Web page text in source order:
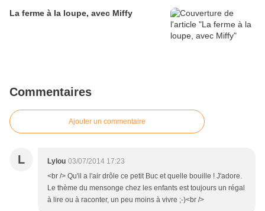
La ferme à la loupe, avec Miffy
Commentaires
Ajouter un commentaire
L Lylou 03/07/2014 17:23
<br /> Qu'il a l'air drôle ce petit Buc et quelle bouille ! J'adore.
Le thème du mensonge chez les enfants est toujours un régal
à lire ou à raconter, un peu moins à vivre ;-)<br />